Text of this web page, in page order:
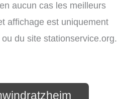
aucun cas les meilleurs
affichage est uniquement
du site stationservice.org.